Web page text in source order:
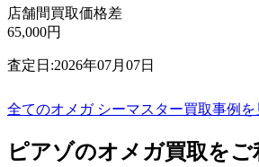
店舗間買取価格差
65,000円
査定日:2026年07月07日
全てのオメガ シーマスター買取事例を
ピアゾのオメガ買取を